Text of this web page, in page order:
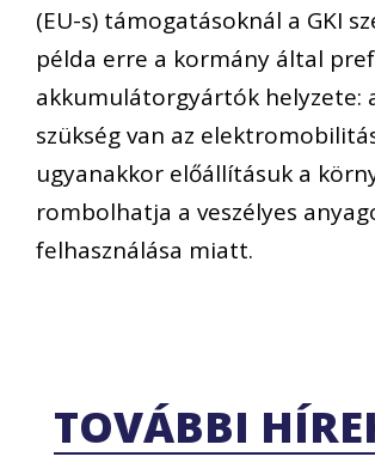
(EU-s) támogatásoknál a GKI
példa erre a kormány által
akkumulátorgyártók helyzete:
szükség van az
ugyanakkor előállításuk a
rombolhatja a veszélyes
felhasználása miatt.
TOVÁBBI